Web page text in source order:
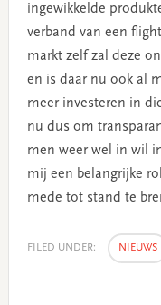
ingewikkelde
verband van een
markt zelf zal deze
en is daar nu ook al
meer investeren in
nu dus om
men weer wel in wil
mij een belangrijke
mede tot stand te
FILED UNDER: NIEUWS